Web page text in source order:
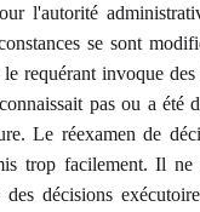
l'autorité
se sont
requérant invoque des
pas ou a été
Le réexamen de
trop facilement. Il ne
décisions